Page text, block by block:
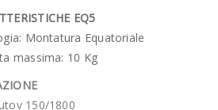
EQ5
Montatura Equatoriale
massima: 10 Kg
150/1800